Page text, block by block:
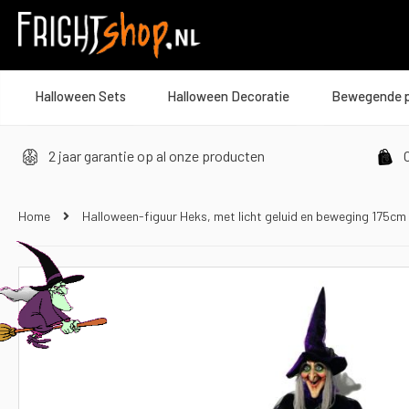
Halloween Sets Halloween Decoratie Bewegende
2 jaar garantie op al onze producten
Home Halloween-figuur Heks, met licht geluid en beweging 175cm
naar
het
einde